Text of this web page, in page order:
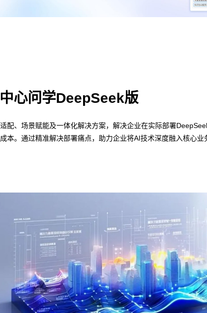
心问学DeepSeek版
、场景赋能及一体化解决方案，解决企业在实际部署
。通过精准解决部署痛点，助力企业将AI技术深度融入核心业